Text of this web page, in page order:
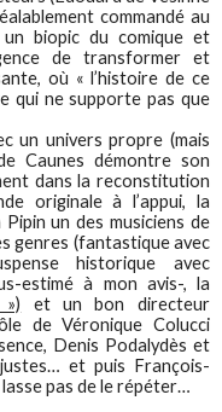
commandé au
biopic du comique et
de transformer et
où « l’histoire de ce
qui ne supporte pas que
un univers propre (mais
Caunes démontre son
dans la reconstitution
originale à l’appui, la
un des musiciens de
genres (fantastique avec
historique avec
estimé à mon avis-, la
et un bon directeur
de Véronique Colucci
Denis Podalydès et
et puis François-
pas de le répéter…